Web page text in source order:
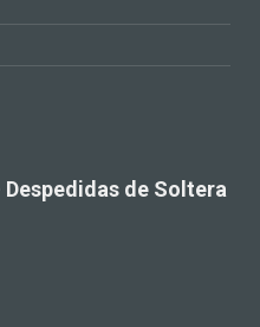
de Soltera